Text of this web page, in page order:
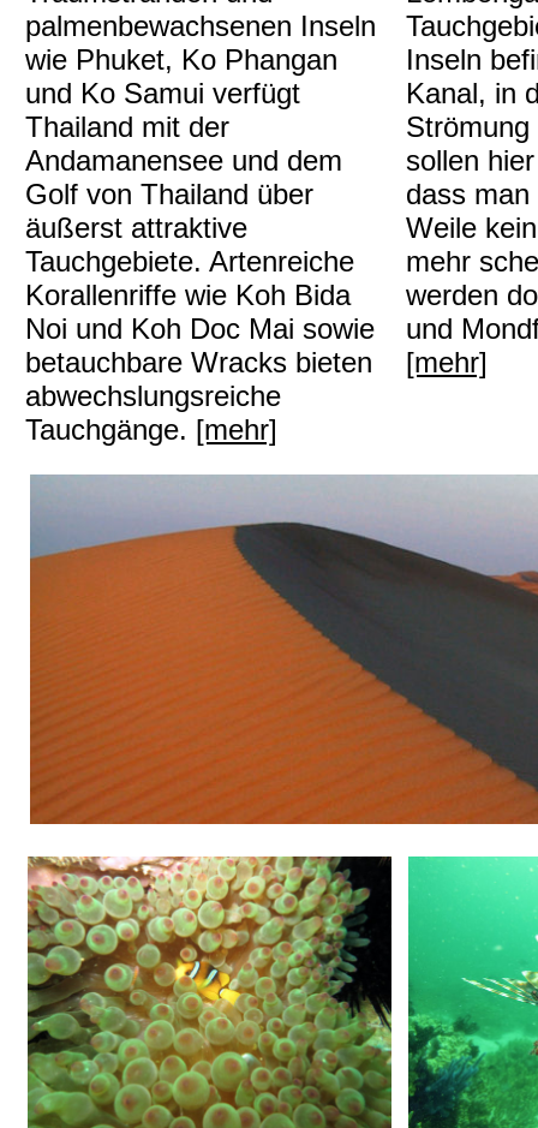
palmenbewachsenen Inseln
wie Phuket, Ko Phangan
und Ko Samui verfügt
Thailand mit der
Andamanensee und dem
Golf von Thailand über
äußerst attraktive
Tauchgebiete. Artenreiche
Korallenriffe wie Koh Bida
Noi und Koh Doc Mai sowie
betauchbare Wracks bieten
abwechslungsreiche
Tauchgänge. [mehr]
Inseln
Kanal, in
sollen
dass
Weile
mehr
werden
und
[mehr]